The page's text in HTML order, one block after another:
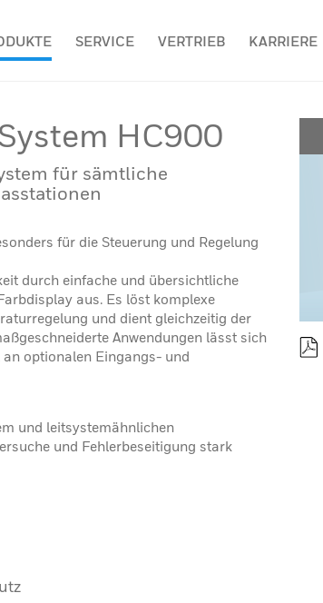
HC900
für sämtliche
für die Steuerung und Regelung
durch einfache und übersichtliche
aus. Es löst komplexe
und dient gleichzeitig der
Anwendungen lässt sich
optionalen Eingangs- und
und leitsystemähnlichen
und Fehlerbeseitigung stark
SERVICE VERTRIEB KARRIERE